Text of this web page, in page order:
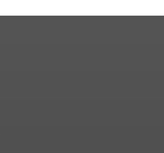
В ЭФИРЕ ВЕДОМСТВЕННОЙ
поддержке Росгвардии изъяты